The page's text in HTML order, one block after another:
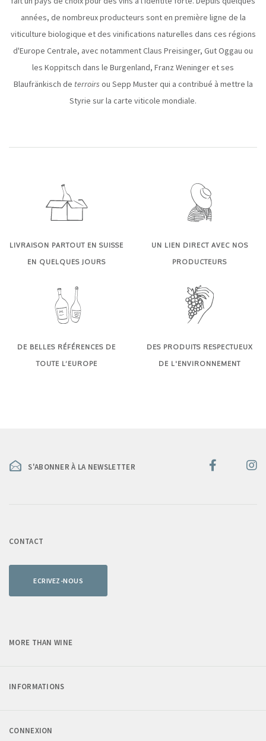
années, de nombreux producteurs sont en première ligne de la
viticulture biologique et des vinifications naturelles dans ces régions
d'Europe Centrale, avec notamment Claus Preisinger, Gut Oggau ou
les Koppitsch dans le Burgenland, Franz Weninger et ses
Blaufränkisch de terroirs ou Sepp Muster qui a contribué à mettre la
Styrie sur la carte viticole mondiale.
LIVRAISON PARTOUT EN SUISSE
EN QUELQUES JOURS
UN LIEN DIRECT AVEC NOS
PRODUCTEURS
DE BELLES RÉFÉRENCES DE
TOUTE L’EUROPE
DES PRODUITS RESPECTUEUX
DE L'ENVIRONNEMENT
S'ABONNER À LA NEWSLETTER
CONTACT
ECRIVEZ-NOUS
MORE THAN WINE
INFORMATIONS
CONNEXION